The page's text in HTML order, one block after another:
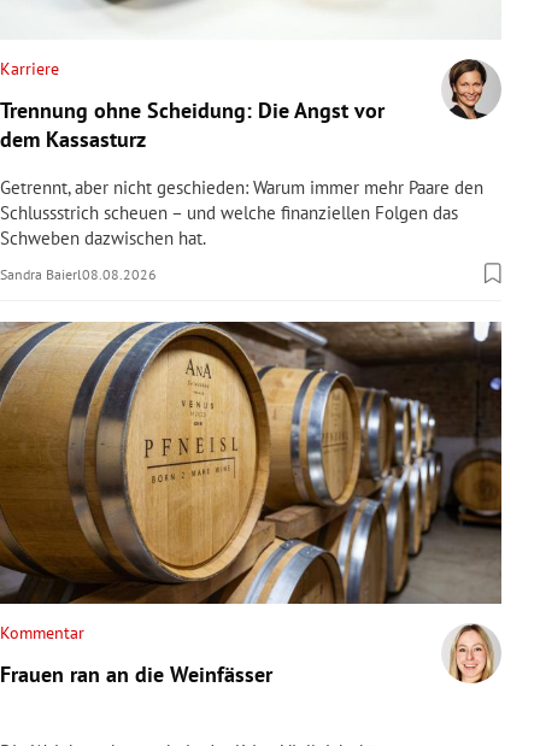
Untermenü
Untermenü
Untermenü
Untermenü
Untermenü
Untermenü
Untermenü
Karriere
Trennung ohne Scheidung: Die Angst vor
dem Kassasturz
Getrennt, aber nicht geschieden: Warum immer mehr Paare den
Schlussstrich scheuen – und welche finanziellen Folgen das
Schweben dazwischen hat.
Sandra Baierl08.08.2026
Kommentar
Frauen ran an die Weinfässer